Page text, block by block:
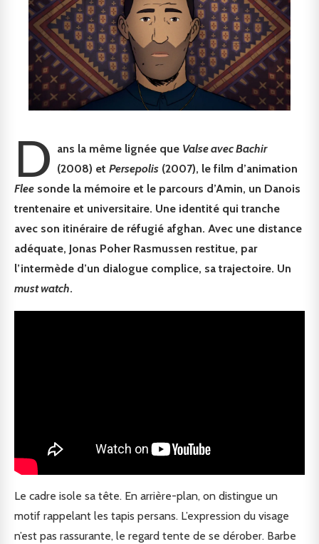
D ans la même lignée que Valse avec Bachir
(2008) etPersepolis (2007), le film d’animation
Flee sonde la mémoire et le parcours d’Amin, un Danois
trentenaire et universitaire. Une identité qui tranche
avec son itinéraire de réfugié afghan. Avec une distance
adéquate, Jonas Poher Rasmussen restitue, par
l’intermède d’un dialogue complice, sa trajectoire. Un
must watch.
Le cadre isole sa tête. En arrière-plan, on distingue un
motif rappelant les tapis persans. L’expression du visage
n’est pas rassurante, le regard tente de se dérober. Barbe